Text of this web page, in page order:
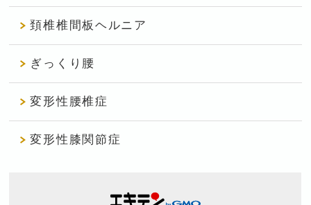
頚椎椎間板ヘルニア
ぎっくり腰
変形性腰椎症
変形性膝関節症